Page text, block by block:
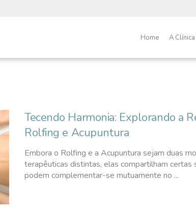
Home A Clínica
Tecendo Harmonia: Explorando a
Rolfing e Acupuntura
Embora o Rolfing e a Acupuntura sejam duas
terapêuticas distintas, elas compartilham certas
podem complementar-se mutuamente no ...